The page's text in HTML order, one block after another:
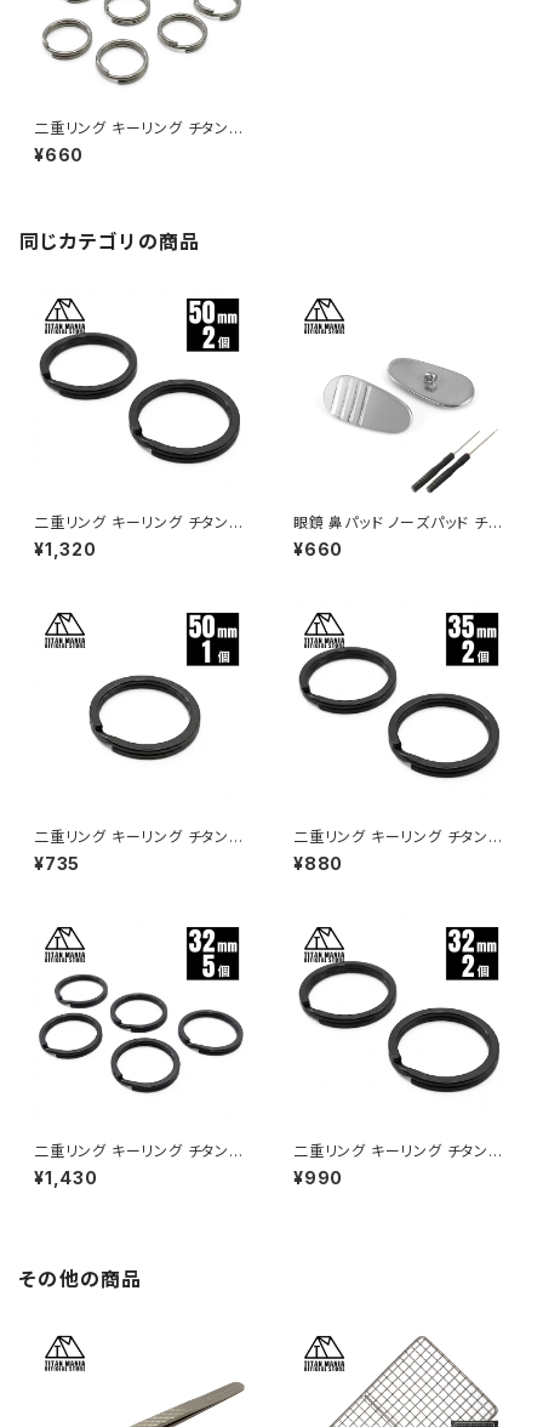
二重リング キーリング チタン製
10mm×10個 超軽量 頑丈 サビ
に強い 二重丸カン スプリットリ
¥660
同じカテゴリの商品
二重リング キーリング チタン製
ブラック 50mm×2個 超軽量 頑
丈 サビに強い 二重丸カン スプ
¥1,320
眼鏡 鼻パッド ノーズパッド チタ
ン製 Ver1 超軽量 ネジ式 メガ
ネパット 鼻パット チタンメタルパ
¥660
二重リング キーリング チタン製
ブラック 50mm×1個 超軽量 頑
丈 サビに強い 二重丸カン スプ
¥735
二重リング キーリング チタン製
ブラック 35mm×2個 超軽量 頑
丈 サビに強い 二重丸カン スプ
¥880
二重リング キーリング チタン製
ブラック 32mm×5個 超軽量 頑
丈 サビに強い 二重丸カン スプ
¥1,430
二重リング キーリング チタン製
ブラック 32mm×2個 超軽量 頑
丈 サビに強い 二重丸カン スプ
¥990
その他の商品